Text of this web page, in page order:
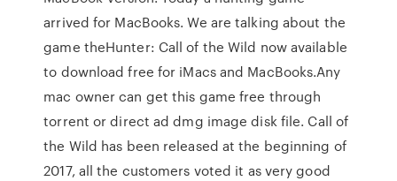
arrived for MacBooks. We are talking about the
game theHunter: Call of the Wild now available
to download free for iMacs and MacBooks.Any
mac owner can get this game free through
torrent or direct ad dmg image disk file. Call of
the Wild has been released at the beginning of
2017, all the customers voted it as very good